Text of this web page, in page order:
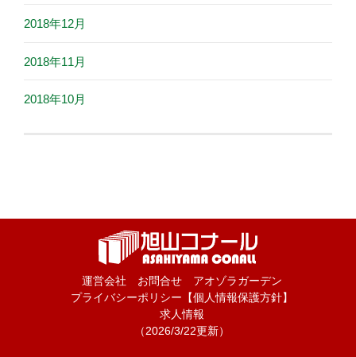
2018年12月
2018年11月
2018年10月
運営会社 お問合せ
アオゾラガーデン
プライバシーポリシー【個人情報保護方針】
求人情報
（2026/3/22更新）